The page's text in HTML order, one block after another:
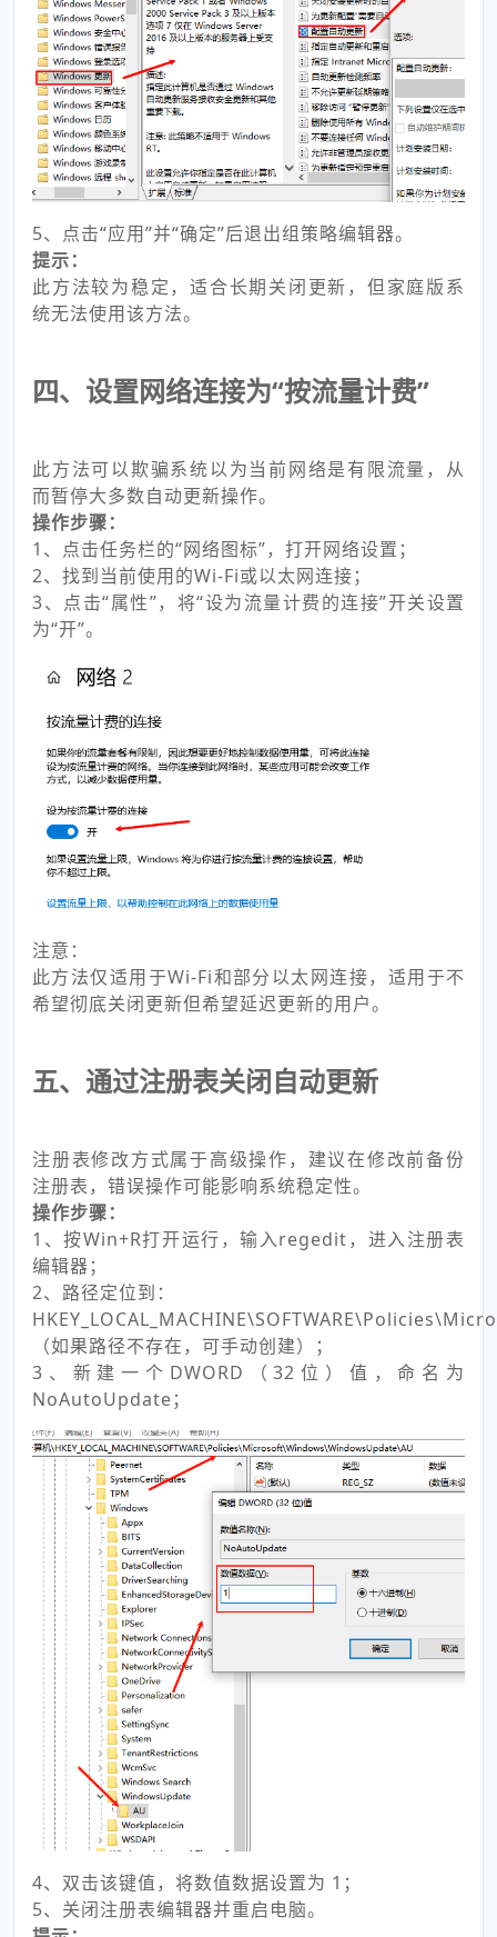
5、点击“应用”并“确定”后退出组策略编辑器。
提示：
此方法较为稳定，适合长期关闭更新，但家庭版系
统无法使用该方法。
四、设置网络连接为“按流量计费”
此方法可以欺骗系统以为当前网络是有限流量，从
而暂停大多数自动更新操作。
操作步骤：
1、点击任务栏的“网络图标”，打开网络设置；
2、找到当前使用的Wi-Fi或以太网连接；
3、点击“属性”，将“设为流量计费的连接”开关设置
为“开”。
注意：
此方法仅适用于Wi-Fi和部分以太网连接，适用于不
希望彻底关闭更新但希望延迟更新的用户。
五、通过注册表关闭自动更新
注册表修改方式属于高级操作，建议在修改前备份
注册表，错误操作可能影响系统稳定性。
操作步骤：
1、按Win+R打开运行，输入regedit，进入注册表
编辑器；
2、路径定位到：
（如果路径不存在，可手动创建）；
3、新建一个DWORD（32位）值，命名为
NoAutoUpdate；
4、双击该键值，将数值数据设置为 1；
5、关闭注册表编辑器并重启电脑。